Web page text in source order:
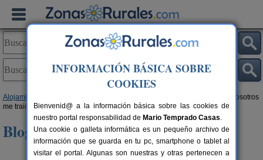
Alojamientos
> Uno de vosotros
me traicionará. De la traición a la tradición.
Blog de Turismo Rural
«Anterior artículo|Siguiente artículo»
INFORMACIÓN BÁSICA SOBRE
COOKIES
Bienvenid@ a la información básica sobre las cookies de
nuestro portal responsabilidad de Mario Temprado Casas.
Una cookie o galleta informática es un pequeño archivo de
información que se guarda en tu pc, smartphone o tablet al
visitar el portal. Algunas son nuestras y otras pertenecen a